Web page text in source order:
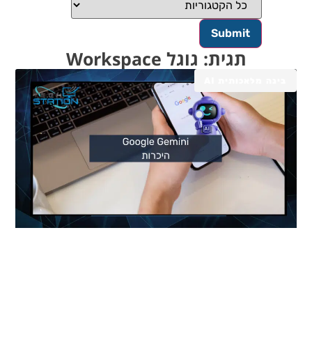
תגית: גוגל Workspace